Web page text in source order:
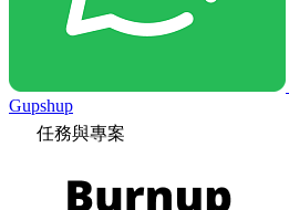
Gupshup
任務與專案